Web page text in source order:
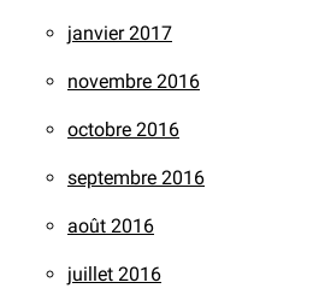
janvier 2017
novembre 2016
octobre 2016
septembre 2016
août 2016
juillet 2016